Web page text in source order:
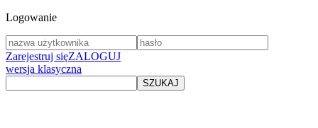
Logowanie
Zarejestruj sięZALOGUJ
wersja klasyczna